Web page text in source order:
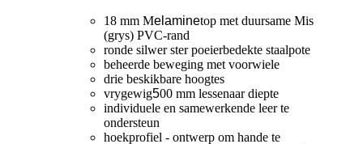
18 mm Melaminetop met duursame Mis
(grys) PVC-rand
ronde silwer ster poeierbedekte staalpote
beheerde beweging met voorwiele
drie beskikbare hoogtes
vrygewig500 mm lessenaar diepte
individuele en samewerkende leer te
ondersteun
hoekprofiel - ontwerp om hande te